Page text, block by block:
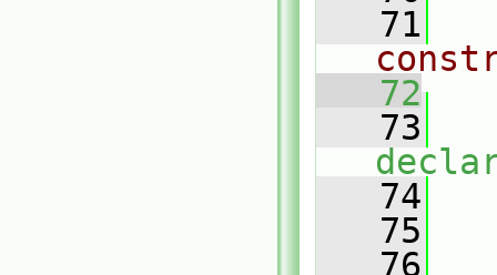
   71
   72
   73
   74
   75
   76